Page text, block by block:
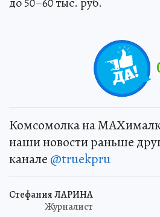
Комсомолка на
наши новости раньше
канале @truekpru
Стефания ЛАРИНА
Журналист